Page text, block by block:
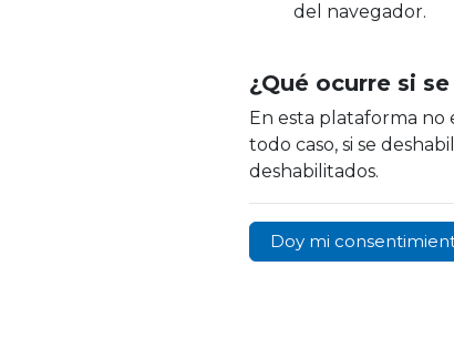
del navegador.
¿Qué ocurre si
En esta plataforma no
todo caso, si se
deshabilitados.
Doy mi